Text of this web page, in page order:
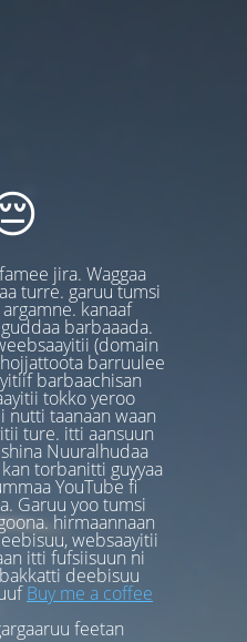
jira. Waggaa
turre. garuu tumsi
kanaaf
barbaaada.
(domain
barruulee
barbaachisan
tokko yeroo
nutti taanaan waan
ture. itti aansuun
Nuuralhudaa
torbanitti guyyaa
YouTube fi
Garuu yoo tumsi
hirmaannaan
websaayitii
itti fufsiisuun ni
deebisuu
Buy me a coffee
feetan